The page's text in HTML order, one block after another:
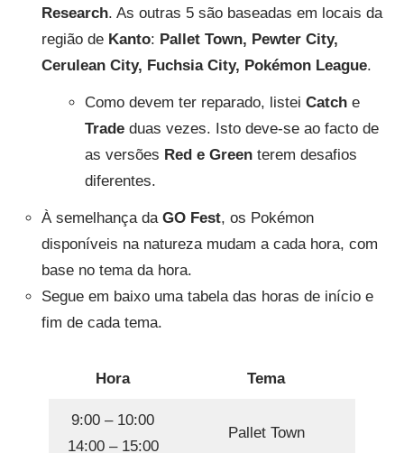
Research. As outras 5 são baseadas em locais da
região de Kanto: Pallet Town, Pewter City,
Cerulean City, Fuchsia City, Pokémon League.
Como devem ter reparado, listei Catch e
Trade duas vezes. Isto deve-se ao facto de
as versões Red e Greenterem desafios
diferentes.
À semelhança da GO Fest, os Pokémon
disponíveis na natureza mudam a cada hora, com
base no tema da hora.
Segue em baixo uma tabela das horas de início e
fim de cada tema.
Hora Tema
9:00 – 10:00
14:00 – 15:00
Pallet Town